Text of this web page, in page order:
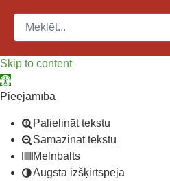
Skip to content
Open toolbar
Pieejamība
Palielināt tekstu
Samazināt tekstu
Melnbalts
Augsta izšķirtspēja